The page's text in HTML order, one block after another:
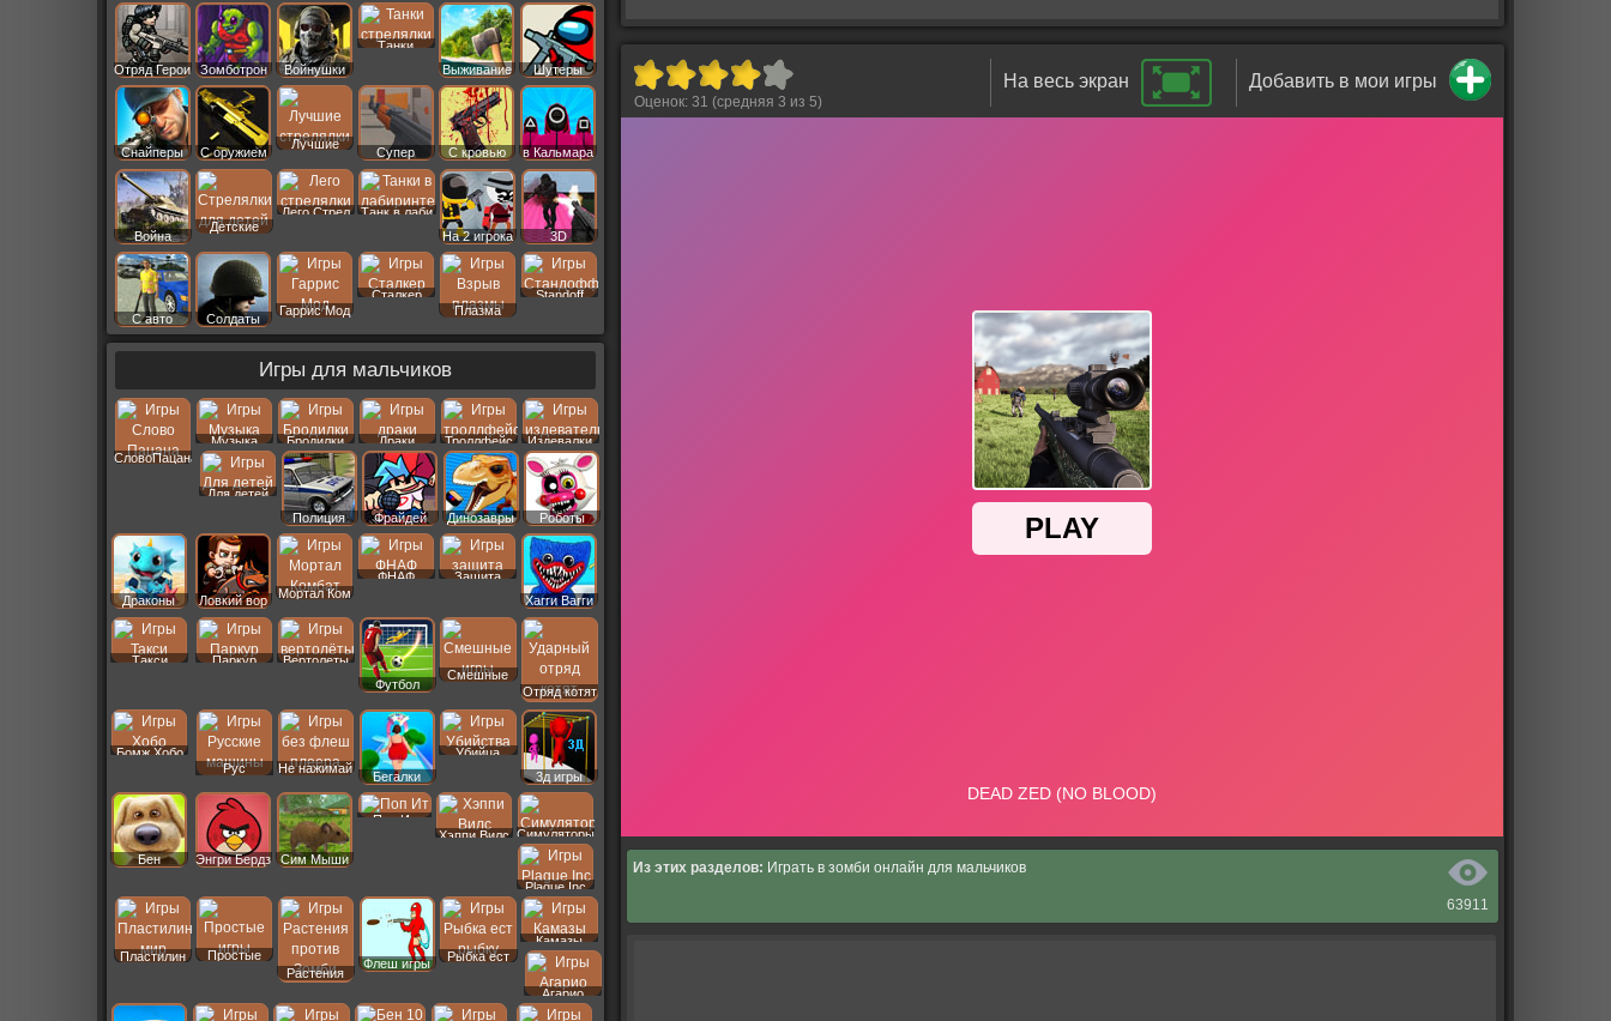
Оценок: 31 (средняя 3 из 5)
Добавить в мои игры
На весь экран
63911
Из этих разделов: Играть в зомби онлайн для мальчиков
Отряд Герои Зомботрон Войнушки
Танки
Выживание
Шутеры
Снайперы С оружием
Лучшие
Супер С кровью в Кальмара
Война
Детские
Лего Стрел
Танк в лаби
На 2 игрока
3D
С авто Солдаты
Гаррис Мод
Сталкер
Плазма
Standoff
Игры для мальчиков
СловоПацана
Музыка Бродилки Драки Троллфейс Издевалки
Для детей
Полиция
Фрайдей Динозавры Роботы
Драконы Ловкий вор
Мортал Ком
ФНАФ
Защита
Хагги Вагги
Такси Паркур
Вертолеты
Футбол
Смешные
Отряд котят
Бомж Хобо
Рус
Не нажимай
Бегалки
Убийца
3д игры
Бен Энгри Бердз Сим Мыши
Поп Ит
Хэппи Вилс Симуляторы
Plague Inc
Пластилин
Простые
Растения
Флеш игры
Рыбка ест
Камазы
Агарио